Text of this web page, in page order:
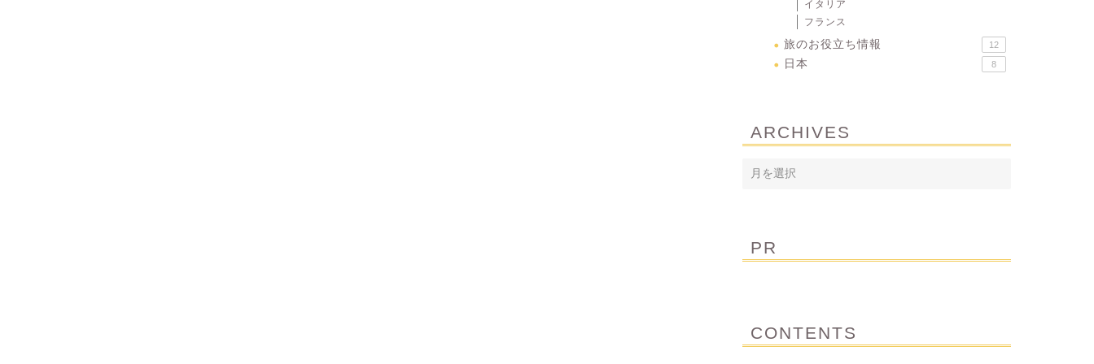
イタリア
フランス
旅のお役立ち情報 12
日本 8
ARCHIVES
PR
CONTENTS